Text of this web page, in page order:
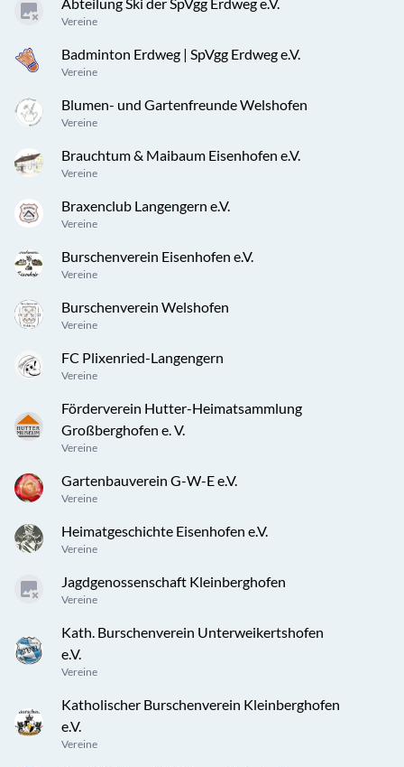
Vereine
Badminton Erdweg | SpVgg Erdweg e.V.
Vereine
Blumen- und Gartenfreunde Welshofen
Vereine
Brauchtum & Maibaum Eisenhofen e.V.
Vereine
Braxenclub Langengern e.V.
Vereine
Burschenverein Eisenhofen e.V.
Vereine
Burschenverein Welshofen
Vereine
FC Plixenried-Langengern
Vereine
Förderverein Hutter-Heimatsammlung
Großberghofen e. V.
Vereine
Gartenbauverein G-W-E e.V.
Vereine
Heimatgeschichte Eisenhofen e.V.
Vereine
Jagdgenossenschaft Kleinberghofen
Vereine
Kath. Burschenverein Unterweikertshofen
e.V.
Vereine
Katholischer Burschenverein Kleinberghofen
e.V.
Vereine